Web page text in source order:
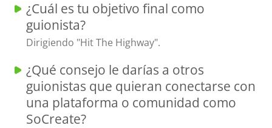
¿Cuál es tu objetivo final como
guionista?
Dirigiendo "Hit The Highway".
¿Qué consejo le darías a otros
guionistas que quieran conectarse con
una plataforma o comunidad como
SoCreate?